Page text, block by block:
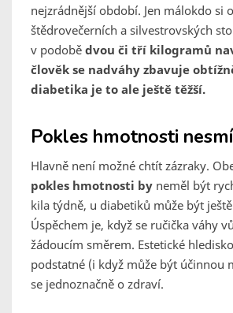
nejzrádnější období. Jen málokdo si
štědrovečerních a silvestrovských
v podobě dvou či tří kilogramů
člověk se nadváhy zbavuje
diabetika je to ale ještě těžší.
Pokles hmotnosti
Hlavně není možné chtít zázraky.
pokles hmotnosti by neměl být
kila týdně, u diabetiků může být
Úspěchem je, když se ručička váhy
žádoucím směrem. Estetické
podstatné (i když může být účinnou
se jednoznačně o zdraví.